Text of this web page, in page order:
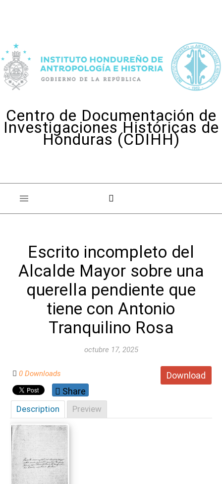
Centro de Documentación de
Investigaciones Históricas de
Honduras (CDIHH)
Escrito incompleto del
Alcalde Mayor sobre una
querella pendiente que
tiene con Antonio
Tranquilino Rosa
octubre 17, 2025
Download
0 Downloads
Share
Description Preview